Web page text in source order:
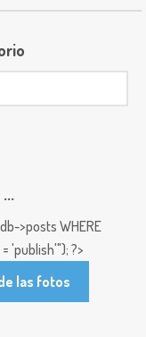
>posts WHERE
'publish'"); ?>
las fotos